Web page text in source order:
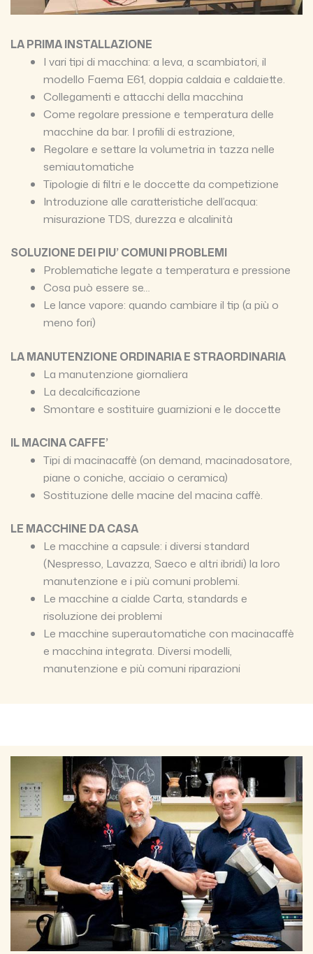
LA PRIMA INSTALLAZIONE
I vari tipi di macchina: a leva, a scambiatori, il
modello Faema E61, doppia caldaia e caldaiette.
Collegamenti e attacchi della macchina
Come regolare pressione e temperatura delle
macchine da bar. I profili di estrazione,
Regolare e settare la volumetria in tazza nelle
semiautomatiche
Tipologie di filtri e le doccette da competizione
Introduzione alle caratteristiche dell’acqua:
misurazione TDS, durezza e alcalinità
SOLUZIONE DEI PIU’ COMUNI PROBLEMI
Problematiche legate a temperatura e pressione
Cosa può essere se…
Le lance vapore: quando cambiare il tip (a più o
meno fori)
LA MANUTENZIONE ORDINARIA E STRAORDINARIA
La manutenzione giornaliera
La decalcificazione
Smontare e sostituire guarnizioni e le doccette
IL MACINA CAFFE’
Tipi di macinacaffè (on demand, macinadosatore,
piane o coniche, acciaio o ceramica)
Sostituzione delle macine del macina caffè.
LE MACCHINE DA CASA
Le macchine a capsule: i diversi standard
(Nespresso, Lavazza, Saeco e altri ibridi) la loro
manutenzione e i più comuni problemi.
Le macchine a cialde Carta, standards e
risoluzione dei problemi
Le macchine superautomatiche con macinacaffè
e macchina integrata. Diversi modelli,
manutenzione e più comuni riparazioni